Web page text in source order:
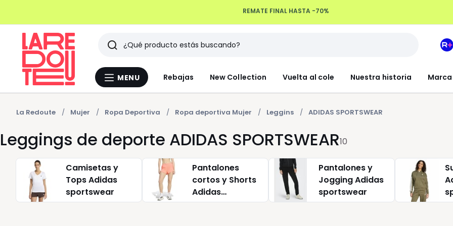
Devoluciones hasta 100 días
Menu
MENU Rebajas New Collection Vuelta al cole Nuestra historia
Buscar
Últimos
artículos
vistos
Mi
La Redoute Mujer Ropa Deportiva Ropa deportiva Mujer Leggins ADIDAS SPORTSWEAR
Leggings de deporte ADIDAS SPORTSWEAR10
Camisetas y
Tops Adidas
sportswear
Pantalones
cortos y Shorts
Adidas
sportswear
Pantalones y
Jogging Adidas
sportswear